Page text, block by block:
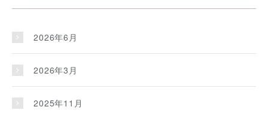
2026年6月
2026年3月
2025年11月